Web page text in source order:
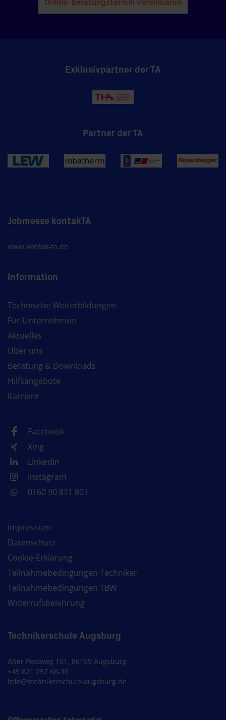
Online-Beratungstermin vereinbaren
Exklusivpartner der TA
Partner der TA
Jobmesse kontakTA
www.kontak-ta.de
Information
Technische Weiterbildungen
Für Unternehmen
Aktuelles
Über uns
Beratung & Downloads
Hilfsangebote
Karriere
Facebook
Xing
LinkedIn
Instagram
0160 90 811 801
Impressum
Datenschutz
Cookie-Erklärung
Teilnahmebedingungen Techniker
Teilnahmebedingungen TBW
Widerrufsbelehrung
Technikerschule Augsburg
Alter Postweg 101, 86159 Augsburg
+49 821 257 68-30
info@technikerschule-augsburg.de